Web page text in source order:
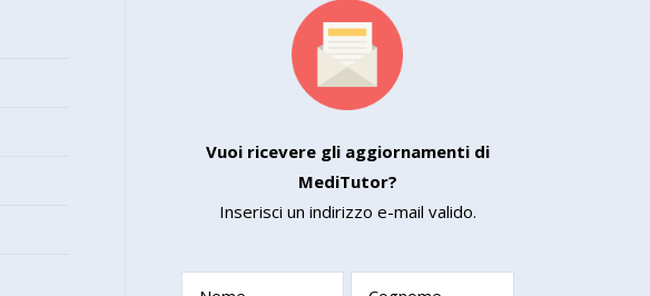
Vuoi ricevere gli aggiornamenti di
MediTutor?
Inserisci un indirizzo e-mail valido.